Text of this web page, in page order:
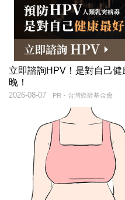
立即諮詢HPV！是對自己
晚！
PR・台灣癌症基金會
2026-08-07